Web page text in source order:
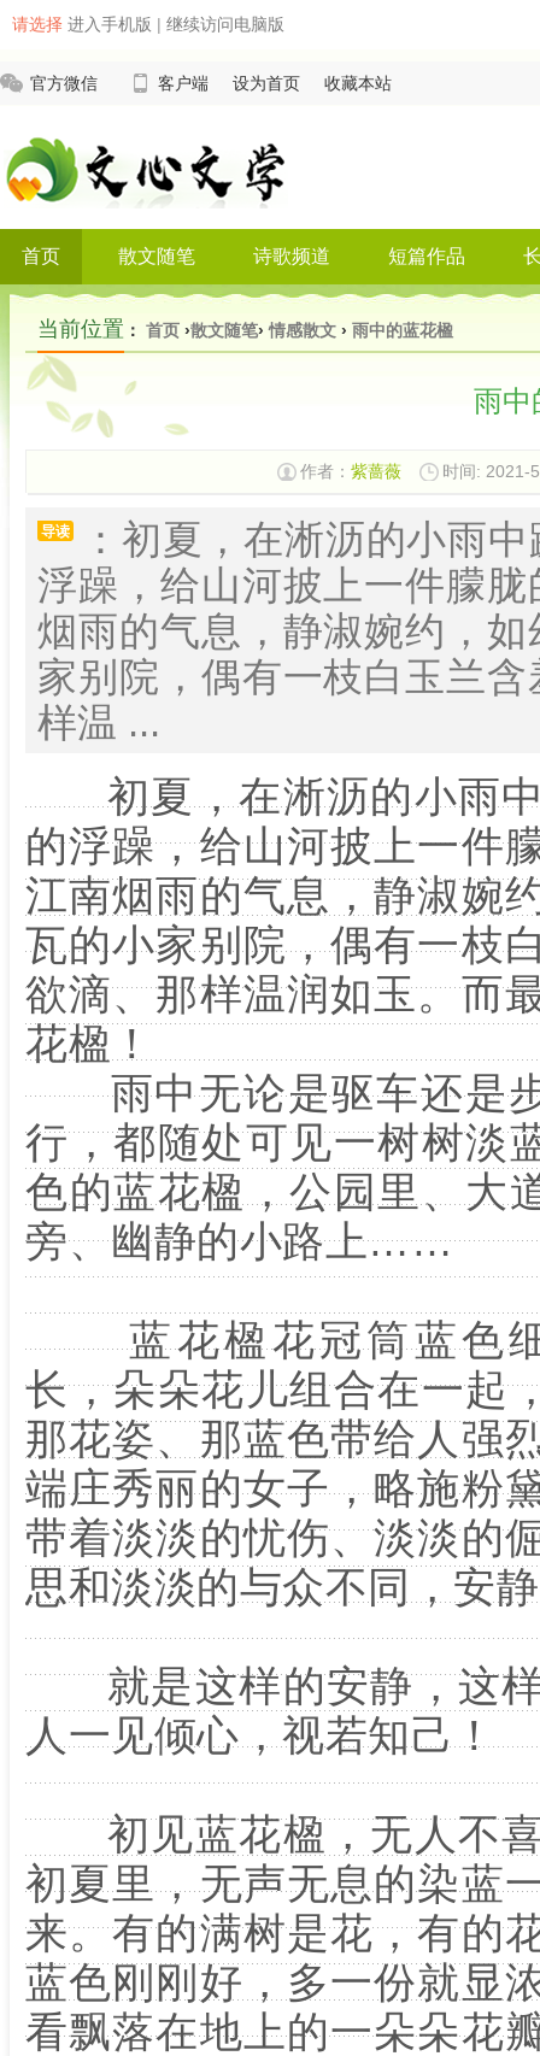
请选择 进入手机版 | 继续访问电脑版
官方微信 客户端 设为首页 收藏本站
首页 散文随笔 诗歌频道 短篇作品
当前位置 ： 首页 ›散文随笔› 情感散文 › 雨中的蓝花楹
雨中
作者： 紫蔷薇 时间: 2021-
导读
：初夏，在淅沥的小雨
浮躁，给山河披上一件朦
烟雨的气息，静淑婉约，
家别院，偶有一枝白玉兰
样温 ...
初夏，在淅沥的小雨中
的浮躁，给山河披上一件
江南烟雨的气息，静淑婉
瓦的小家别院，偶有一枝
欲滴、那样温润如玉。而
花楹！
雨中无论是驱车还是
行，都随处可见一树树淡
色的蓝花楹，公园里、大
旁、幽静的小路上……
蓝花楹花冠筒蓝色
长，朵朵花儿组合在一起
那花姿、那蓝色带给人强
端庄秀丽的女子，略施粉
带着淡淡的忧伤、淡淡的
思和淡淡的与众不同，安
就是这样的安静，这样
人一见倾心，视若知己！
初见蓝花楹，无人不喜
初夏里，无声无息的染蓝
来。有的满树是花，有的
蓝色刚刚好，多一份就显
看飘落在地上的一朵朵花